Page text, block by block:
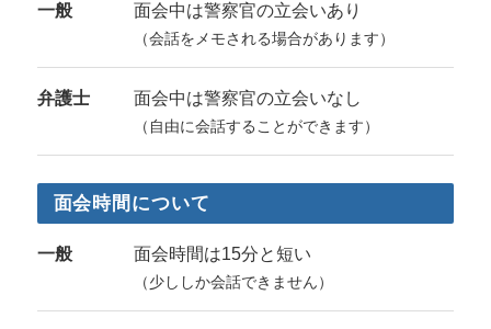
一般 面会中は警察官の立会いあり
（会話をメモされる場合があります）
弁護士 面会中は警察官の立会いなし
（自由に会話することができます）
面会時間について
一般 面会時間は15分と短い
（少ししか会話できません）